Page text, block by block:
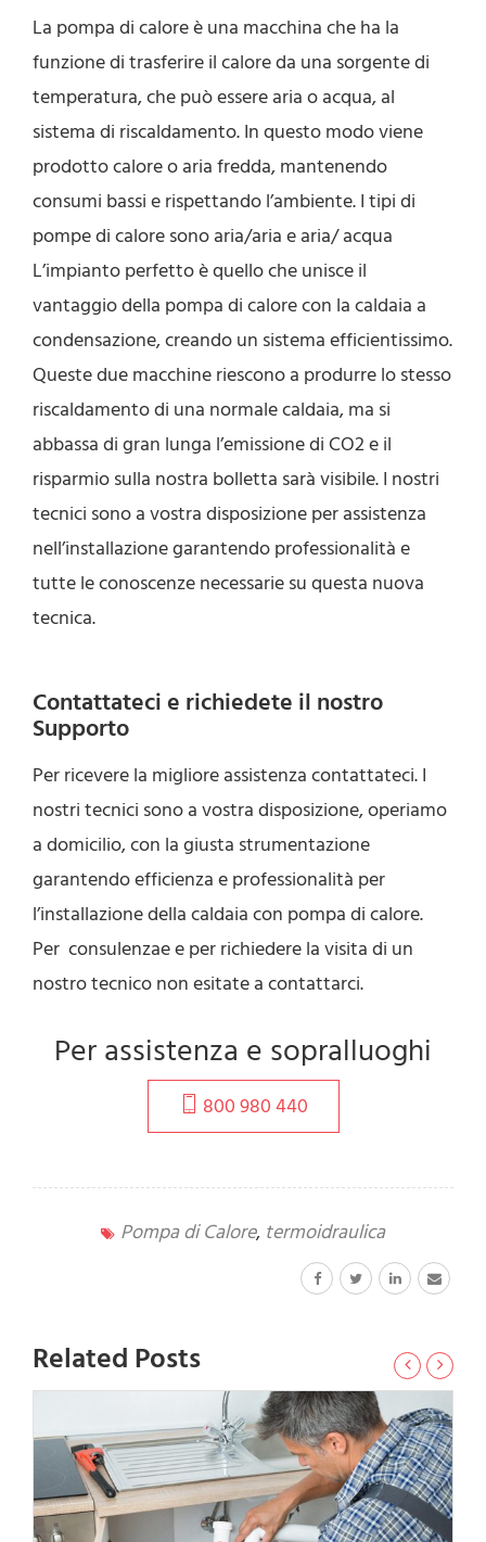
La pompa di calore è una macchina che ha la
funzione di trasferire il calore da una sorgente di
temperatura, che può essere aria o acqua, al
sistema di riscaldamento. In questo modo viene
prodotto calore o aria fredda, mantenendo
consumi bassi e rispettando l’ambiente. I tipi di
pompe di calore sono aria/aria e aria/ acqua
L’impianto perfetto è quello che unisce il
vantaggio della pompa di calore con la caldaia a
condensazione, creando un sistema efficientissimo.
Queste due macchine riescono a produrre lo stesso
riscaldamento di una normale caldaia, ma si
abbassa di gran lunga l’emissione di CO2 e il
risparmio sulla nostra bolletta sarà visibile. I nostri
tecnici sono a vostra disposizione per assistenza
nell’installazione garantendo professionalità e
tutte le conoscenze necessarie su questa nuova
tecnica.
Contattateci e richiedete il nostro
Supporto
Per ricevere la migliore assistenza contattateci. I
nostri tecnici sono a vostra disposizione, operiamo
a domicilio, con la giusta strumentazione
garantendo efficienza e professionalità per
l’installazione della caldaia con pompa di calore.
Per consulenzae e per richiedere la visita di un
nostro tecnico non esitate a contattarci.
Per assistenza e sopralluoghi
800 980 440
Pompa di Calore, termoidraulica
Related Posts